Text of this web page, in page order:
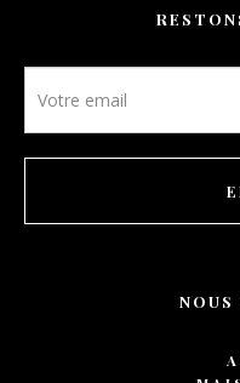
Newsletter
footer
NOUS